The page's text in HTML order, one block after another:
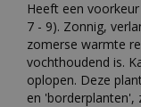
Heeft een
7 - 9). Zonnig,
zomerse warmte
vochthoudend is.
oplopen. Deze
en 'borderplanten',